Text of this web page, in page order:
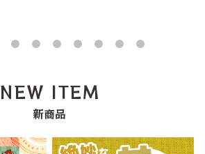
NEW ITEM
新商品